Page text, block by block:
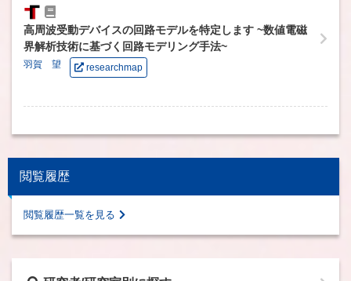
高周波受動デバイスの回路モデルを特定します ~数値電磁
界解析技術に基づく回路モデリング手法~
羽賀 望 researchmap
閲覧履歴
閲覧履歴一覧を見る